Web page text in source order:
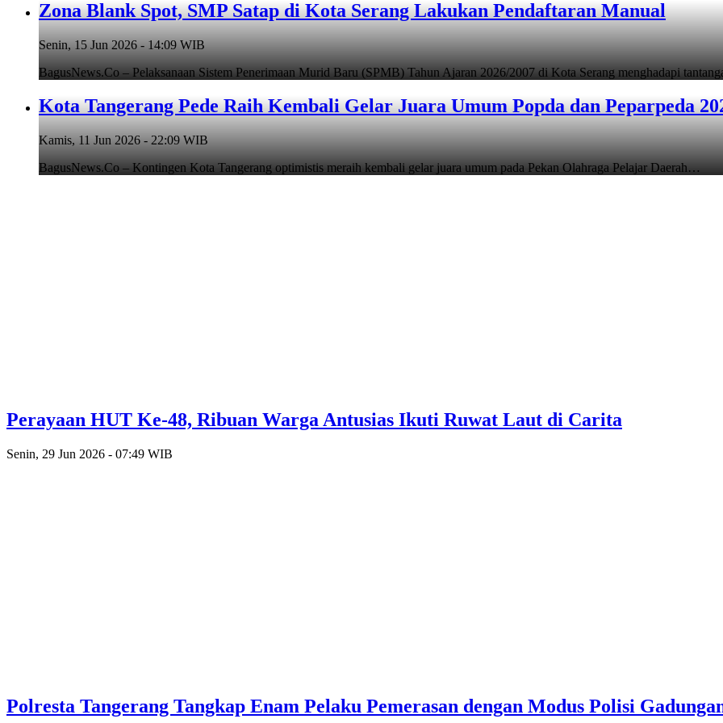
Zona Blank Spot, SMP Satap di Kota Serang Lakukan Pendaftaran Manual
Senin, 15 Jun 2026 - 14:09 WIB
BagusNews.Co – Pelaksanaan Sistem Penerimaan Murid Baru (SPMB) Tahun Ajaran 2026/2007 di Kota Serang menghadapi
Kota Tangerang Pede Raih Kembali Gelar Juara Umum Popda dan Peparpeda
Kamis, 11 Jun 2026 - 22:09 WIB
BagusNews.Co – Kontingen Kota Tangerang optimistis meraih kembali gelar juara umum pada Pekan Olahraga Pelajar Daerah…
Perayaan HUT Ke-48, Ribuan Warga Antusias Ikuti Ruwat Laut di Carita
Senin, 29 Jun 2026 - 07:49 WIB
Polresta Tangerang Tangkap Enam Pelaku Pemerasan dengan Modus Polisi